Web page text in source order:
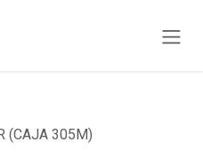
(CAJA 305M)